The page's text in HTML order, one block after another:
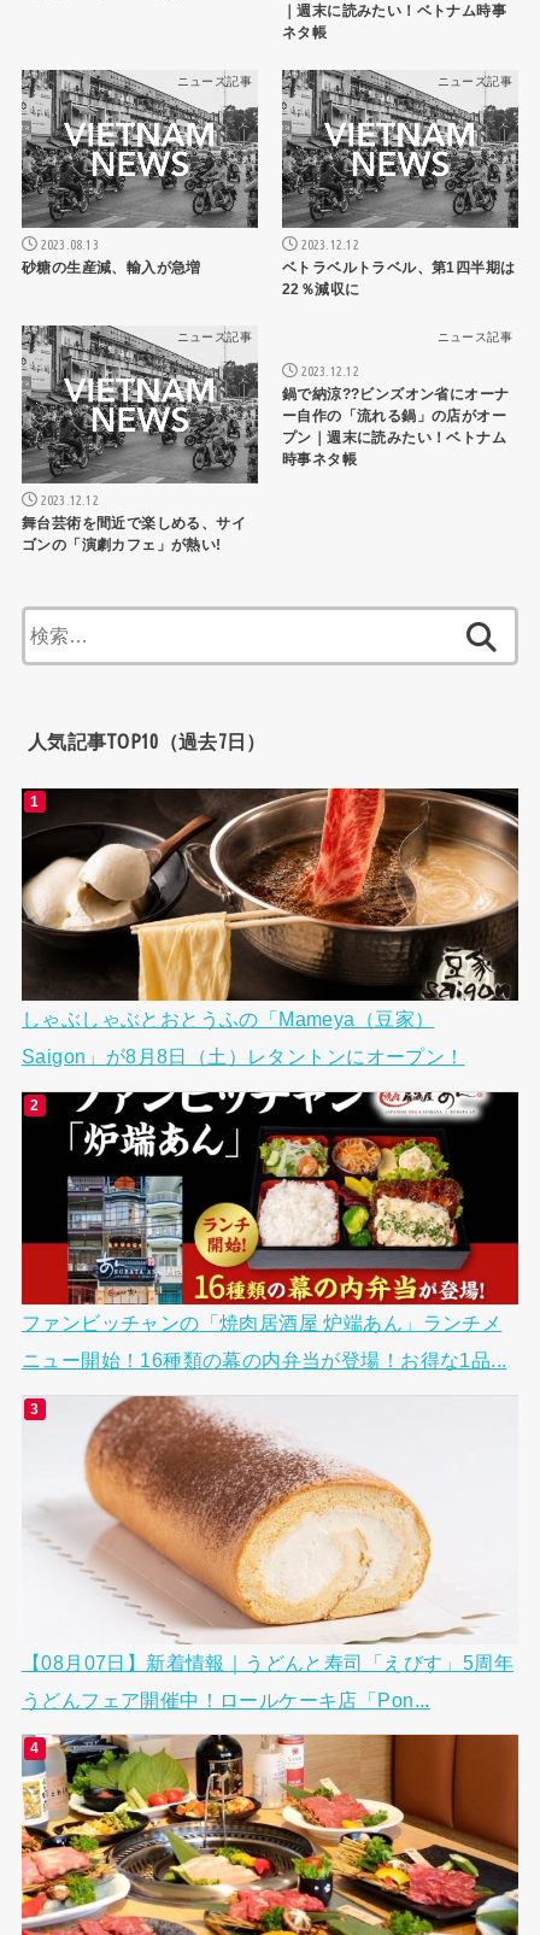
｜週末に読みたい！ベトナム時事
ネタ帳
ニュース記事
2023.08.13
砂糖の生産減、輸入が急増
ニュース記事
2023.12.12
ベトラベルトラベル、第1四半期は
22％減収に
ニュース記事
2023.12.12
舞台芸術を間近で楽しめる、サイ
ゴンの「演劇カフェ」が熱い!
ニュース記事
2023.12.12
鍋で納涼??ビンズオン省にオーナ
ー自作の「流れる鍋」の店がオー
プン｜週末に読みたい！ベトナム
時事ネタ帳
索:
人気記事TOP10（過去7日）
しゃぶしゃぶとおとうふの「Mameya（豆家）
Saigon」が8月8日（土）レタントンにオープン！
ファンビッチャンの「焼肉居酒屋 炉端あん」ランチメ
ニュー開始！16種類の幕の内弁当が登場！お得な1品...
【08月07日】新着情報｜うどんと寿司「えびす」5周年
うどんフェア開催中！ロールケーキ店「Pon...